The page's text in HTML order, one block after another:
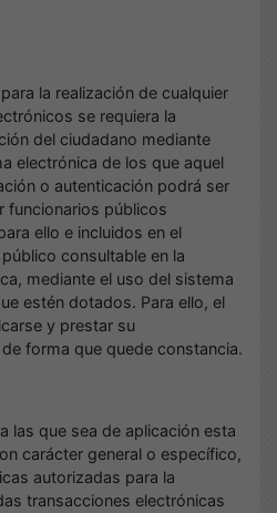
la realización de cualquier
se requiera la
del ciudadano mediante
electrónica de los que aquel
o autenticación podrá ser
funcionarios públicos
ello e incluidos en el
consultable en la
mediante el uso del sistema
estén dotados. Para ello, el
y prestar su
forma que quede constancia.
las que sea de aplicación esta
carácter general o específico,
autorizadas para la
transacciones electrónicas